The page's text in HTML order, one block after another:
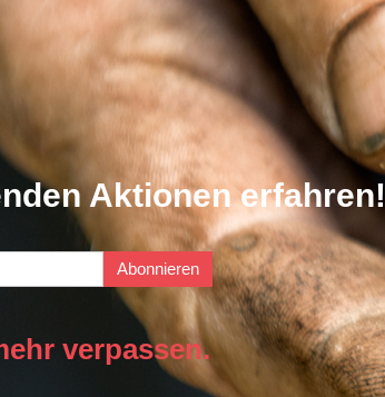
Aktionen erfahren!
Abonnieren
verpassen.